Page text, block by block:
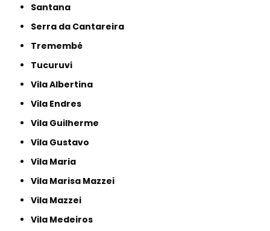
Santana
Serra da Cantareira
Tremembé
Tucuruvi
Vila Albertina
Vila Endres
Vila Guilherme
Vila Gustavo
Vila Maria
Vila Marisa Mazzei
Vila Mazzei
Vila Medeiros